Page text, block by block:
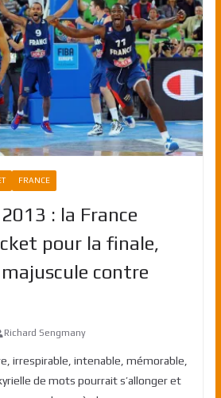
FRANCE
: la France
pour la finale,
contre
Richard Sengmany
irrespirable, intenable, mémorable,
de mots pourrait s’allonger et